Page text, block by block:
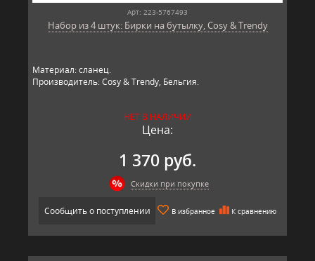
Арт: 223-5767493
Набор из 4 штук: Бирки на бутылку, Cosy & Trendy
Материал: сланец.
Производитель: Cosy & Trendy, Бельгия.
НЕТ В НАЛИЧИИ
Цена:
1 370 руб.
Скидки при покупке
Сообщить о поступлении В избранное К сравнению